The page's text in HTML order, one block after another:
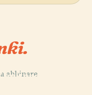
abbinare.di